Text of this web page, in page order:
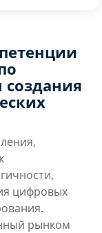
цифровых
рынком